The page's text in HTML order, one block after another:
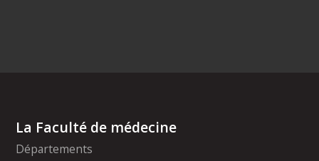
La Faculté de médecine
Départements